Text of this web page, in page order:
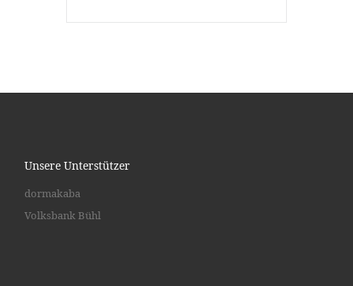
Unsere Unterstützer
dormakaba
Volksbank Bühl